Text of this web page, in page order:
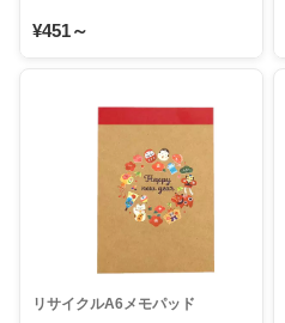
¥451～
リサイクルA6メモパッド